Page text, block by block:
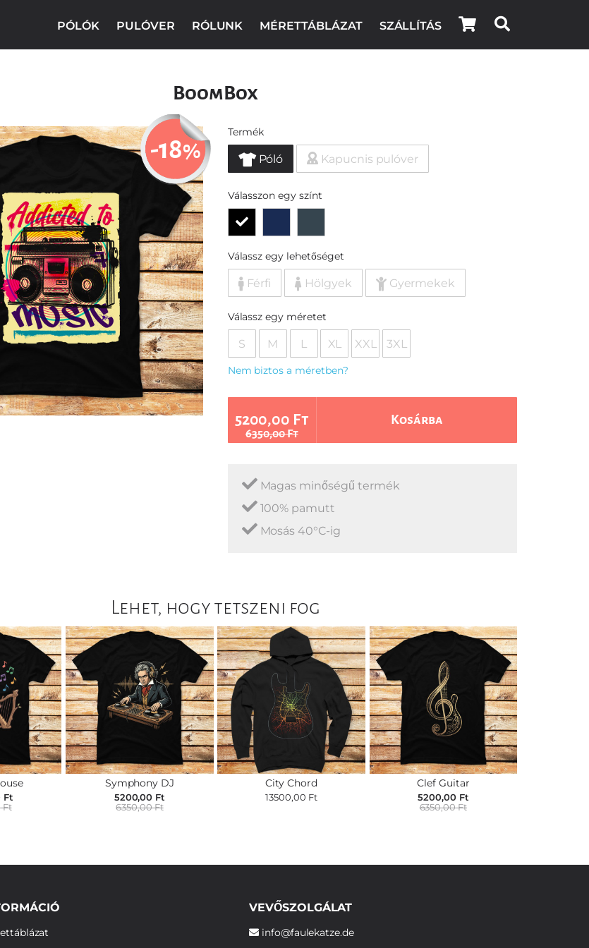
PÓLÓK PULÓVER RÓLUNK MÉRETTÁBLÁZAT SZÁLLÍTÁS
BoomBox
-18%
Termék
Póló Kapucnis pulóver
Válasszon egy színt
Válassz egy lehetőséget
Férfi Hölgyek Gyermekek
Válassz egy méretet
S M L XL XXL 3XL
Nem biztos a méretben?
5200,00 Ft
6350,00 Ft
Kosárba
Magas minőségű termék
100% pamutt
Mosás 40°C-ig
Lehet, hogy tetszeni fog
Ft
Ft
Symphony DJ
5200,00 Ft
6350,00 Ft
City Chord
13500,00 Ft
Clef Guitar
5200,00 Ft
6350,00 Ft
VEVŐSZOLGÁLAT
info@faulekatze.de